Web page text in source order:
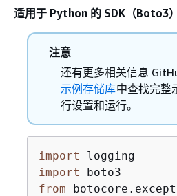
适用于 Python 的 SDK（Boto3）
注意
还有更多相关信息
示例存储库中查找完整
行设置和运行。
import
import
from